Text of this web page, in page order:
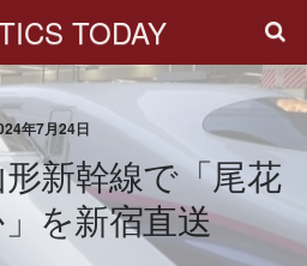
TODAY
年7月24日
新幹線で「尾花
を新宿直送